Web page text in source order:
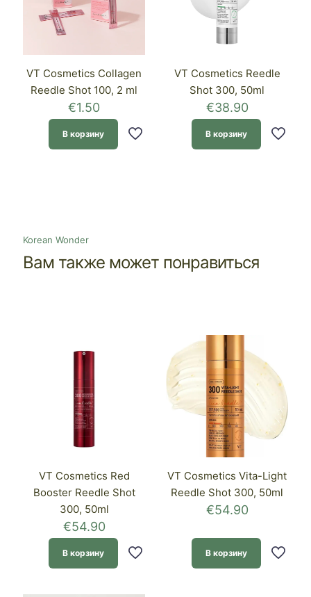
VT Cosmetics Collagen
Reedle Shot 100, 2 ml
€1.50
В корзину
VT Cosmetics Reedle
Shot 300, 50ml
€38.90
В корзину
Korean Wonder
Вам также может понравиться
VT Cosmetics Red
Booster Reedle Shot
300, 50ml
€54.90
В корзину
VT Cosmetics Vita-Light
Reedle Shot 300, 50ml
€54.90
В корзину